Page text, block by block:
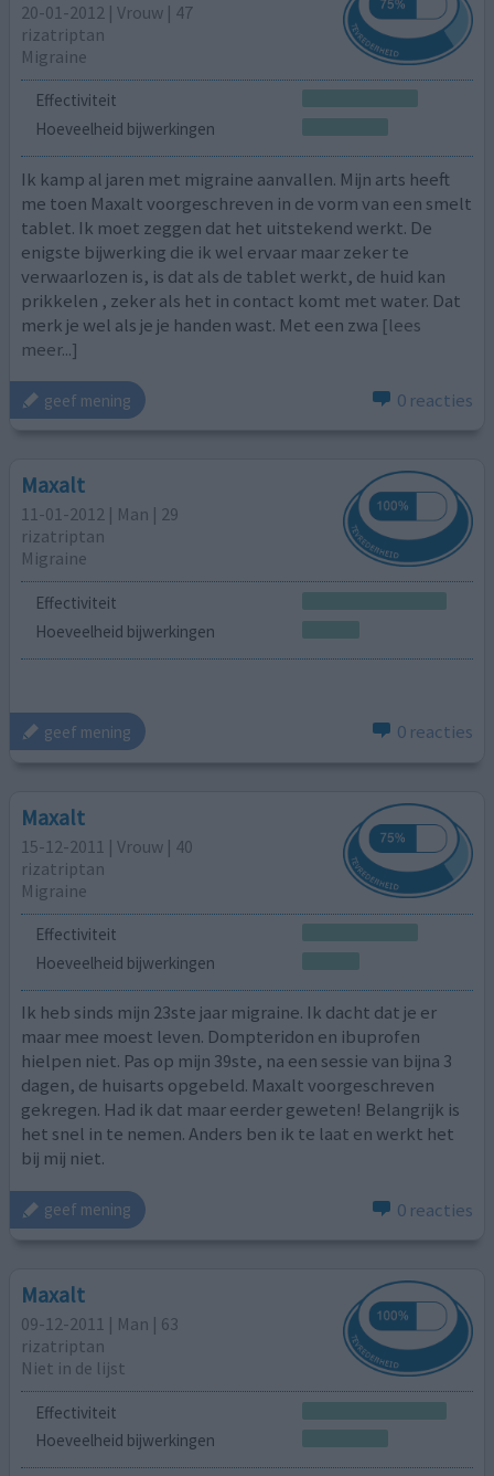
20-01-2012 | Vrouw | 47
rizatriptan
Migraine
Effectiviteit
Hoeveelheid bijwerkingen
Ik kamp al jaren met migraine aanvallen. Mijn arts heeft
me toen Maxalt voorgeschreven in de vorm van een smelt
tablet. Ik moet zeggen dat het uitstekend werkt. De
enigste bijwerking die ik wel ervaar maar zeker te
verwaarlozen is, is dat als de tablet werkt, de huid kan
prikkelen , zeker als het in contact komt met water. Dat
merk je wel als je je handen wast. Met een zwa [lees
meer...]
geef mening 0 reacties
Maxalt
11-01-2012 | Man | 29
rizatriptan
Migraine
Effectiviteit
Hoeveelheid bijwerkingen
geef mening 0 reacties
Maxalt
15-12-2011 | Vrouw | 40
rizatriptan
Migraine
Effectiviteit
Hoeveelheid bijwerkingen
Ik heb sinds mijn 23ste jaar migraine. Ik dacht dat je er
maar mee moest leven. Dompteridon en ibuprofen
hielpen niet. Pas op mijn 39ste, na een sessie van bijna 3
dagen, de huisarts opgebeld. Maxalt voorgeschreven
gekregen. Had ik dat maar eerder geweten! Belangrijk is
het snel in te nemen. Anders ben ik te laat en werkt het
bij mij niet.
geef mening 0 reacties
Maxalt
09-12-2011 | Man | 63
rizatriptan
Niet in de lijst
Effectiviteit
Hoeveelheid bijwerkingen